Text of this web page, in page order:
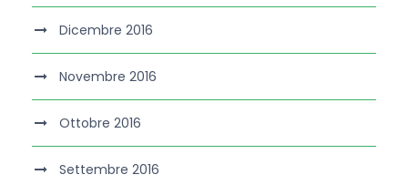
Dicembre 2016
Novembre 2016
Ottobre 2016
Settembre 2016